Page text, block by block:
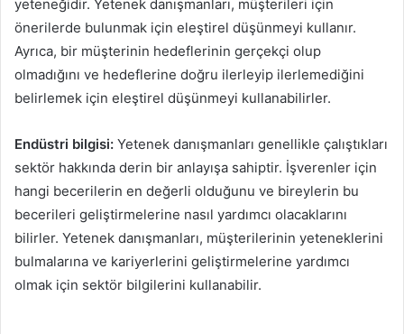
yeteneğidir. Yetenek danışmanları, müşterileri için
önerilerde bulunmak için eleştirel düşünmeyi kullanır.
Ayrıca, bir müşterinin hedeflerinin gerçekçi olup
olmadığını ve hedeflerine doğru ilerleyip ilerlemediğini
belirlemek için eleştirel düşünmeyi kullanabilirler.
Endüstri bilgisi: Yetenek danışmanları genellikle çalıştıkları
sektör hakkında derin bir anlayışa sahiptir. İşverenler için
hangi becerilerin en değerli olduğunu ve bireylerin bu
becerileri geliştirmelerine nasıl yardımcı olacaklarını
bilirler. Yetenek danışmanları, müşterilerinin yeteneklerini
bulmalarına ve kariyerlerini geliştirmelerine yardımcı
olmak için sektör bilgilerini kullanabilir.